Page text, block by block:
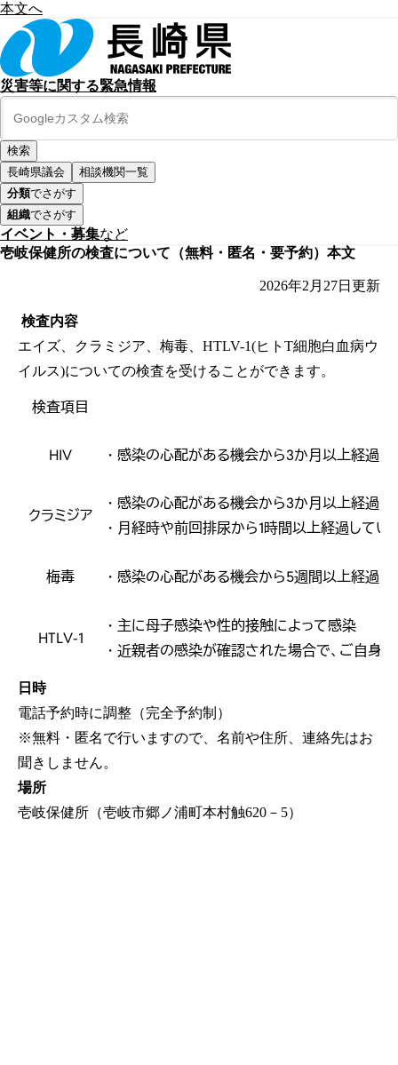
本文へ
災害等に関する緊急情報
長崎県議会
相談機関一覧
分類でさがす
組織でさがす
イベント・募集など
壱岐保健所の検査について（無料・匿名・要予約）本文
2026年2月27日 更新
検査内容
エイズ、クラミジア、梅毒、HTLV-1(ヒトT細胞白血病ウ
イルス)についての検査を受けることができます。
検査項目
HIV ・感染の心配がある機会から3か月以上経過し
クラミジア
・感染の心配がある機会から3か月以上経過し
・月経時や前回排尿から1時間以上経過して
梅毒 ・感染の心配がある機会から5週間以上経過し
HTLV-1
・主に母子感染や性的接触によって感染
・近親者の感染が確認された場合で、ご自身
日時
電話予約時に調整（完全予約制）
※無料・匿名で行いますので、名前や住所、連絡先はお
聞きしません。
場所
壱岐保健所（壱岐市郷ノ浦町本村触620－5）